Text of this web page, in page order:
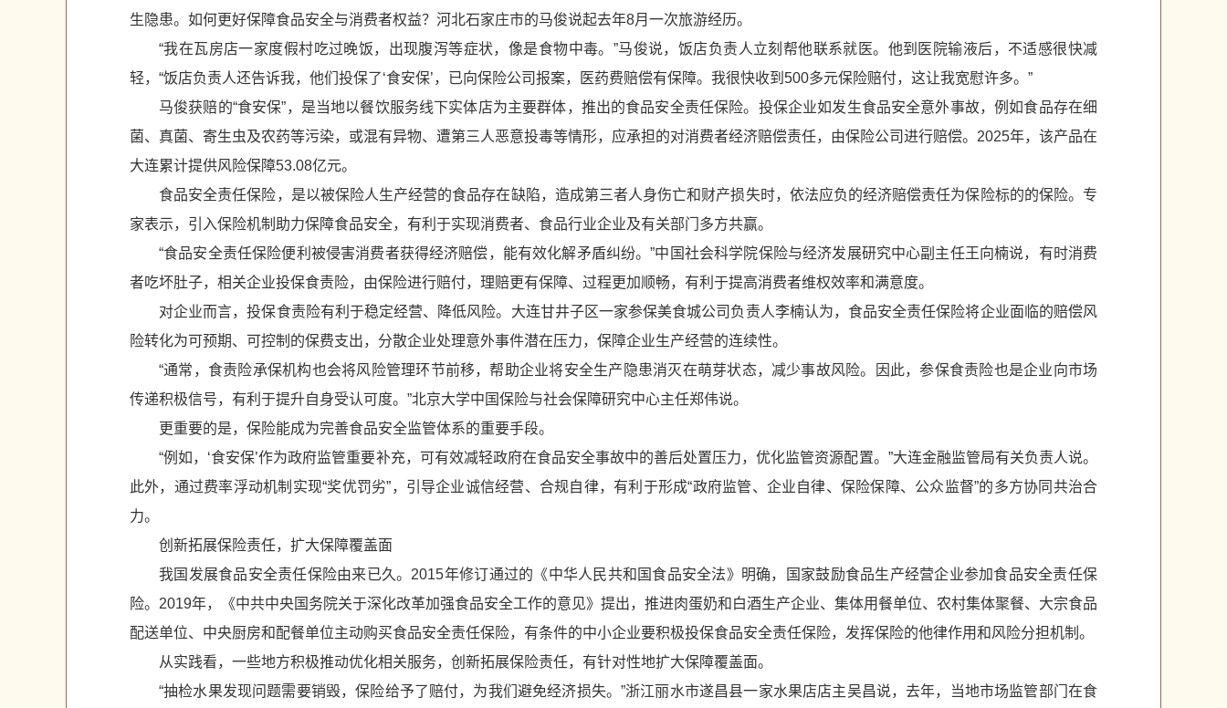
生隐患。如何更好保障食品安全与消费者权益？河北石家庄市的马俊说起去年8月一次旅游经历。
“我在瓦房店一家度假村吃过晚饭，出现腹泻等症状，像是食物中毒。”马俊说，饭店负责人立刻帮他联系就医。他到医院输液后，不适感很快减
轻，“饭店负责人还告诉我，他们投保了‘食安保’，已向保险公司报案，医药费赔偿有保障。我很快收到500多元保险赔付，这让我宽慰许多。”
马俊获赔的“食安保”，是当地以餐饮服务线下实体店为主要群体，推出的食品安全责任保险。投保企业如发生食品安全意外事故，例如食品存在细
菌、真菌、寄生虫及农药等污染，或混有异物、遭第三人恶意投毒等情形，应承担的对消费者经济赔偿责任，由保险公司进行赔偿。2025年，该产品在
大连累计提供风险保障53.08亿元。
食品安全责任保险，是以被保险人生产经营的食品存在缺陷，造成第三者人身伤亡和财产损失时，依法应负的经济赔偿责任为保险标的的保险。专
家表示，引入保险机制助力保障食品安全，有利于实现消费者、食品行业企业及有关部门多方共赢。
“食品安全责任保险便利被侵害消费者获得经济赔偿，能有效化解矛盾纠纷。”中国社会科学院保险与经济发展研究中心副主任王向楠说，有时消费
者吃坏肚子，相关企业投保食责险，由保险进行赔付，理赔更有保障、过程更加顺畅，有利于提高消费者维权效率和满意度。
对企业而言，投保食责险有利于稳定经营、降低风险。大连甘井子区一家参保美食城公司负责人李楠认为，食品安全责任保险将企业面临的赔偿风
险转化为可预期、可控制的保费支出，分散企业处理意外事件潜在压力，保障企业生产经营的连续性。
“通常，食责险承保机构也会将风险管理环节前移，帮助企业将安全生产隐患消灭在萌芽状态，减少事故风险。因此，参保食责险也是企业向市场
传递积极信号，有利于提升自身受认可度。”北京大学中国保险与社会保障研究中心主任郑伟说。
更重要的是，保险能成为完善食品安全监管体系的重要手段。
“例如，‘食安保’作为政府监管重要补充，可有效减轻政府在食品安全事故中的善后处置压力，优化监管资源配置。”大连金融监管局有关负责人说。
此外，通过费率浮动机制实现“奖优罚劣”，引导企业诚信经营、合规自律，有利于形成“政府监管、企业自律、保险保障、公众监督”的多方协同共治合
力。
创新拓展保险责任，扩大保障覆盖面
我国发展食品安全责任保险由来已久。2015年修订通过的《中华人民共和国食品安全法》明确，国家鼓励食品生产经营企业参加食品安全责任保
险。2019年，《中共中央国务院关于深化改革加强食品安全工作的意见》提出，推进肉蛋奶和白酒生产企业、集体用餐单位、农村集体聚餐、大宗食品
配送单位、中央厨房和配餐单位主动购买食品安全责任保险，有条件的中小企业要积极投保食品安全责任保险，发挥保险的他律作用和风险分担机制。
从实践看，一些地方积极推动优化相关服务，创新拓展保险责任，有针对性地扩大保障覆盖面。
“抽检水果发现问题需要销毁，保险给予了赔付，为我们避免经济损失。”浙江丽水市遂昌县一家水果店店主吴昌说，去年，当地市场监管部门在食